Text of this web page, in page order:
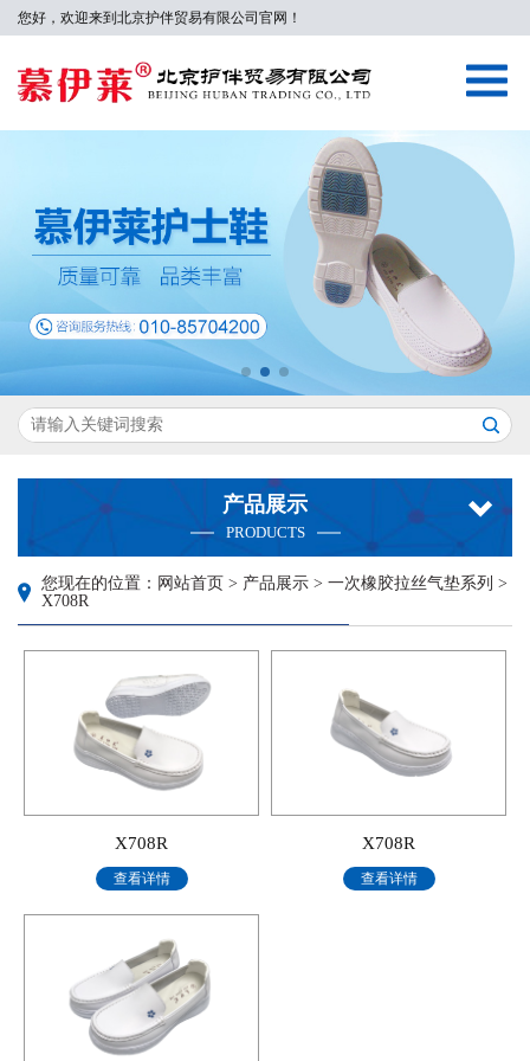
您好，欢迎来到北京护伴贸易有限公司官网！
产品展示
PRODUCTS
您现在的位置：网站首页 > 产品展示 > 一次橡胶拉丝气垫系列 >
X708R
X708R
查看详情
X708R
查看详情